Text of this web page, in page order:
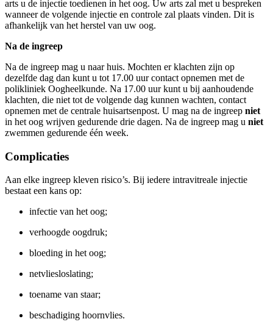
arts u de injectie toedienen in het oog. Uw arts zal met u bespreken
wanneer de volgende injectie en controle zal plaats vinden. Dit is
afhankelijk van het herstel van uw oog.
Na de ingreep
Na de ingreep mag u naar huis. Mochten er klachten zijn op
dezelfde dag dan kunt u tot 17.00 uur contact opnemen met de
polikliniek Oogheelkunde. Na 17.00 uur kunt u bij aanhoudende
klachten, die niet tot de volgende dag kunnen wachten, contact
opnemen met de centrale huisartsenpost. U mag na de ingreep niet
in het oog wrijven gedurende drie dagen. Na de ingreep mag u niet
zwemmen gedurende één week.
Complicaties
Aan elke ingreep kleven risico’s. Bij iedere intravitreale injectie
bestaat een kans op:
infectie van het oog;
verhoogde oogdruk;
bloeding in het oog;
netvliesloslating;
toename van staar;
beschadiging hoornvlies.